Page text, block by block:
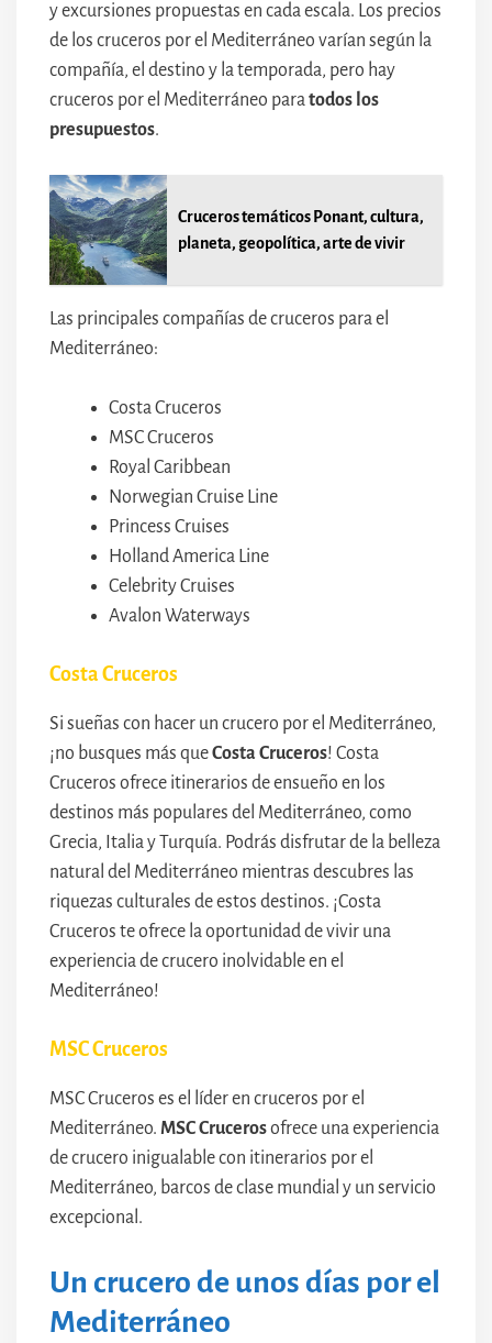
y excursiones propuestas en cada escala. Los precios
de los cruceros por el Mediterráneo varían según la
compañía, el destino y la temporada, pero hay
cruceros por el Mediterráneo paratodos los
presupuestos.
Cruceros temáticos Ponant, cultura,
planeta, geopolítica, arte de vivir
Las principales compañías de cruceros para el
Mediterráneo:
Costa Cruceros
MSC Cruceros
Royal Caribbean
Norwegian Cruise Line
Princess Cruises
Holland America Line
Celebrity Cruises
Avalon Waterways
Costa Cruceros
Si sueñas con hacer un crucero por el Mediterráneo,
¡no busques más queCosta Cruceros! Costa
Cruceros ofrece itinerarios de ensueño en los
destinos más populares del Mediterráneo, como
Grecia, Italia y Turquía. Podrás disfrutar de la belleza
natural del Mediterráneo mientras descubres las
riquezas culturales de estos destinos. ¡Costa
Cruceros te ofrece la oportunidad de vivir una
experiencia de crucero inolvidable en el
Mediterráneo!
MSC Cruceros
MSC Cruceros es el líder en cruceros por el
Mediterráneo. MSC Crucerosofrece una experiencia
de crucero inigualable con itinerarios por el
Mediterráneo, barcos de clase mundial y un servicio
excepcional.
Un crucero de unos días por el
Mediterráneo